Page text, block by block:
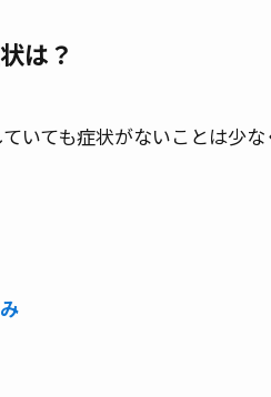
は？
いても症状がないことは少な